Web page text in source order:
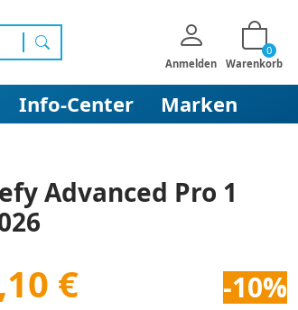
Suchen Anmelden Warenkorb
0
Info-Center Marken
Advanced Pro 1
€ -10%